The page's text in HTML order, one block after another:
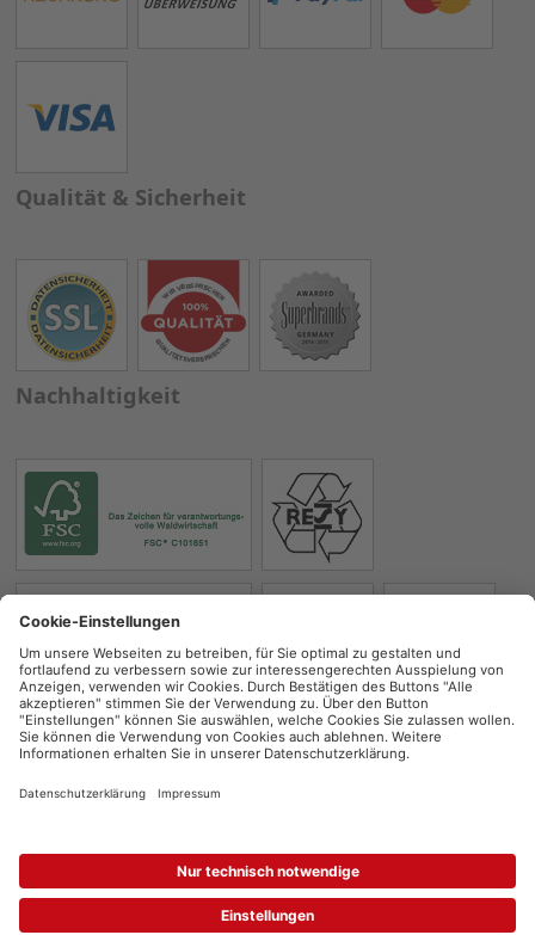
Qualität & Sicherheit
Nachhaltigkeit
cewe fotowelt Datenschutz Cookie-Einstellungen
Impressum
Erklärung zur Barrierefreiheit